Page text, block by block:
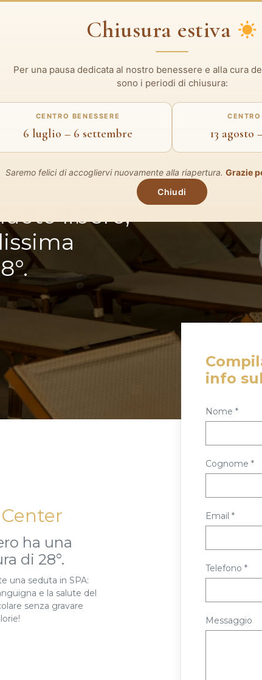
PROMO TRATTAMENTI
libero,
ha una
di 28°.
una seduta in SPA:
e la salute del
senza gravare
info
nome *
cognome *
email *
telefono *
messaggio
Chiusura estiva
Per una pausa dedicata al nostro benessere e alla cura
sono i periodi di chiusura:
CENTRO BENESSERE
6 luglio – 6 settembre 13 agosto
Saremo felici di accogliervi nuovamente alla riapertura. Grazie
Chiudi